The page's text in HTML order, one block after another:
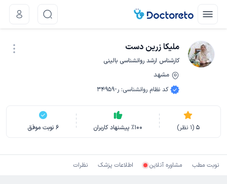
ملیکا زرین دست
کارشناس ارشد روانشناسی بالینی
مشهد
کد نظام روانشناسی: ر-34959
5
(
1 نظر) ٪100 پیشنهاد کاربران 6 نوبت موفق
نوبت مطب مشاوره آنلاین اطلاعات پزشک نظرات